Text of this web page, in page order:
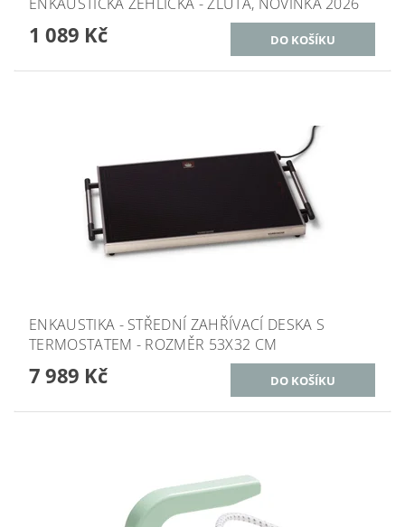
1 089 Kč
ENKAUSTIKA - STŘEDNÍ ZAHŘÍVACÍ DESKA S
TERMOSTATEM - ROZMĚR 53X32 CM
7 989 Kč